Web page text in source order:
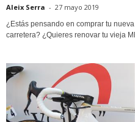
Aleix Serra - 27 mayo 2019
¿Estás pensando en comprar tu
carretera? ¿Quieres renovar tu vieja